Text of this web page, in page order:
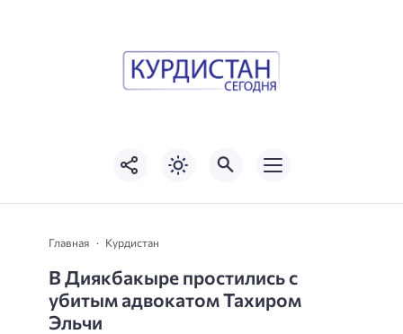
Главная Курдистан
В Диякбакыре простились с
убитым адвокатом Тахиром
Эльчи